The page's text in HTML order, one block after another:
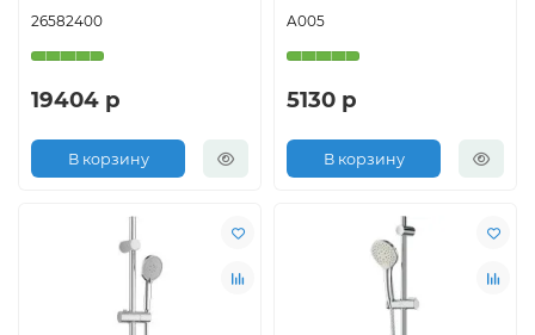
26582400
19404 р
В корзину
A005
5130 р
В корзину